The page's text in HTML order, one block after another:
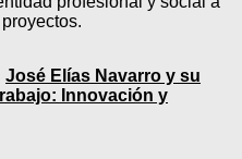
José Elías Navarro y su
Innovación y